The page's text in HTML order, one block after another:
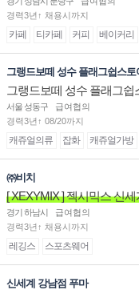
경력3년↑ 채용시까지
카페 티카페 커피 베이커리
그랭드보떼 성수 플래그쉽스토
그랭드보떼 성수 플래그
자)
서울 성동구
급여협의
경력3년↑ 08/20까지
캐쥬얼의류 잡화 캐쥬얼가방
㈜비치
[ XEXYMIX ] 젝시믹스 신
경기 하남시
급여협의
경력3년↑ 채용시까지
레깅스 스포츠웨어
신세계 강남점 푸마